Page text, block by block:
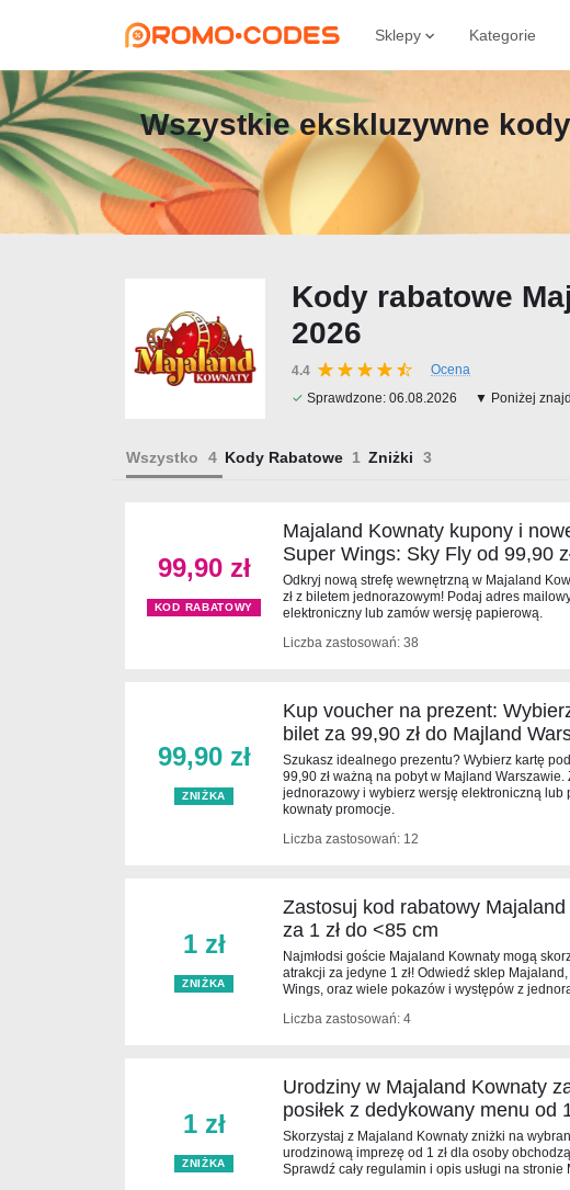
Sklepy Kategorie
Wszystkie ekskluzywne
Kody rabatowe
2026
4.4
Ocena
✓ Sprawdzone: 06.08.2026 ▼ Poniżej
Wszystko Kody Rabatowe Zniżki
99,90 zł
KOD RABATOWY
Majaland Kownaty kupony i
Super Wings: Sky Fly od 99,90
Odkryj nową strefę wewnętrzną w Majaland
zł z biletem jednorazowym! Podaj adres
elektroniczny lub zamów wersję papierową.
Liczba zastosowań: 38
99,90 zł
ZNIŻKA
Kup voucher na prezent:
bilet za 99,90 zł do Majland
Szukasz idealnego prezentu? Wybierz kartę
99,90 zł ważną na pobyt w Majland Warszawie.
jednorazowy i wybierz wersję elektroniczną lub
kownaty promocje.
Liczba zastosowań: 12
1 zł
ZNIŻKA
Zastosuj kod rabatowy
za 1 zł do <85 cm
Najmłodsi goście Majaland Kownaty mogą
atrakcji za jedyne 1 zł! Odwiedź sklep
Wings, oraz wiele pokazów i występów z
Liczba zastosowań: 4
1 zł
ZNIŻKA
Urodziny w Majaland Kownaty
posiłek z dedykowany menu od
Skorzystaj z Majaland Kownaty zniżki na
urodzinową imprezę od 1 zł dla osoby
Sprawdź cały regulamin i opis usługi na stronie